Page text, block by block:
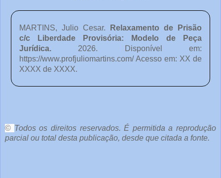
MARTINS, Julio Cesar.
Relaxamento de Prisão
c/c Liberdade Provisória: Modelo de Peça
Jurídica. 2026. Disponível em:
https://www.profjuliomartins.com/ Acesso em: XX de
XXXX de XXXX.
ê
© Todos os direitos reservados. É permitida a reprodução
parcial ou total desta publicação, desde que citada a fonte.